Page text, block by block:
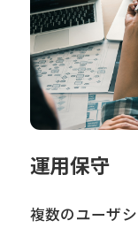
運用保守
複数のユーザ